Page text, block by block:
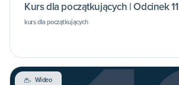
Kurs dla początkujących | Odcinek 11
kurs dla początkujących
Wideo